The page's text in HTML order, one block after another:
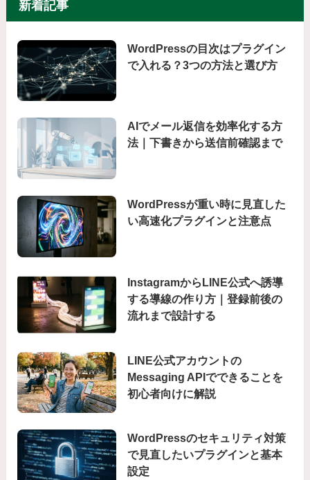
新着記事
WordPressの目次はプラグイン
で入れる？3つの方法と選び方
AIでメール返信を効率化する方
法｜下書きから送信前確認まで
WordPressが重い時に見直した
い高速化プラグインと注意点
InstagramからLINE公式へ誘導
する導線の作り方｜登録前後の
流れまで設計する
LINE公式アカウントの
Messaging APIでできることを
初心者向けに解説
WordPressのセキュリティ対策
で見直したいプラグインと基本
設定